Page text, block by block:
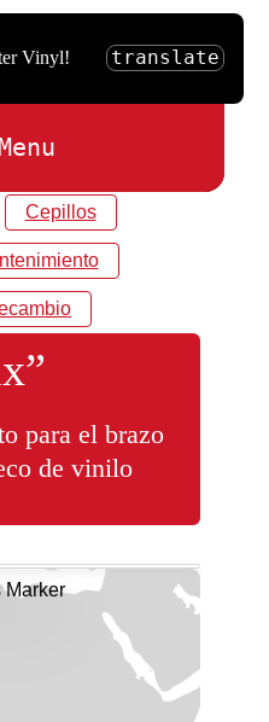
Vinyl! translate
Cepillos
para el brazo
de vinilo